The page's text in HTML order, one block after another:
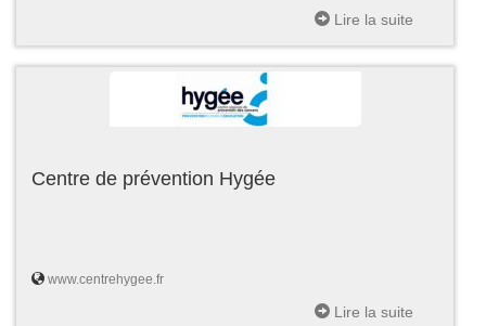
Lire la suite
Centre de prévention Hygée
www.centrehygee.fr
Lire la suite